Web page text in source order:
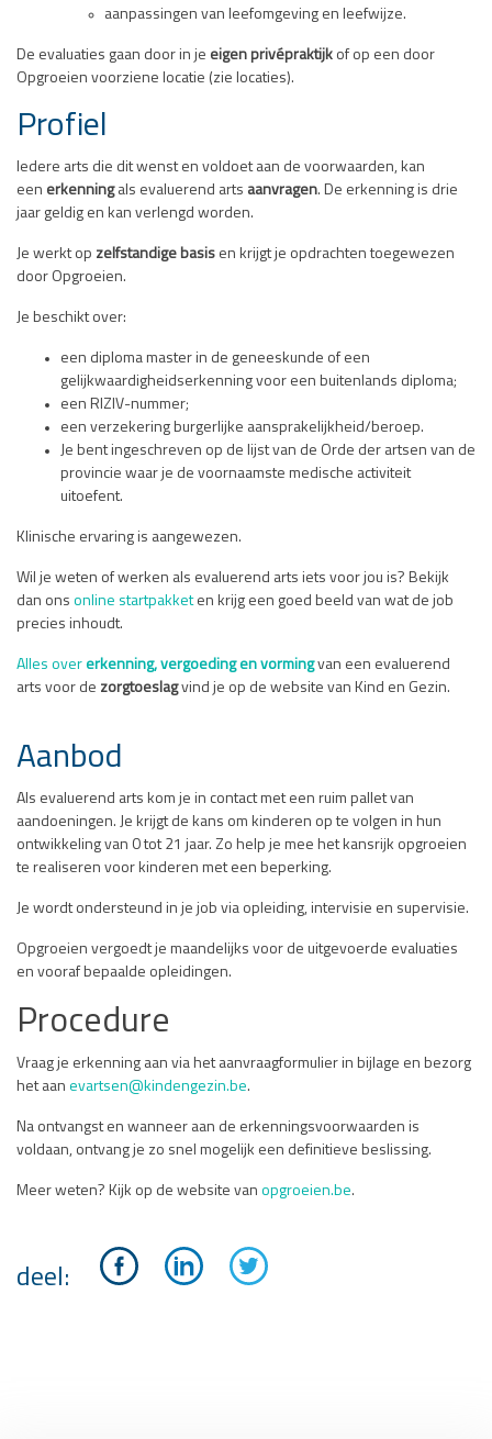
aanpassingen van leefomgeving en leefwijze.
De evaluaties gaan door in je eigen privépraktijk of op een door
Opgroeien voorziene locatie (zie locaties).
Profiel
Iedere arts die dit wenst en voldoet aan de voorwaarden, kan
een erkenning als evaluerend arts aanvragen. De erkenning is drie
jaar geldig en kan verlengd worden.
Je werkt op zelfstandige basis en krijgt je opdrachten toegewezen
door Opgroeien.
Je beschikt over:
een diploma master in de geneeskunde of een
gelijkwaardigheidserkenning voor een buitenlands diploma;
een RIZIV-nummer;
een verzekering burgerlijke aansprakelijkheid/beroep.
Je bent ingeschreven op de lijst van de Orde der artsen van de
provincie waar je de voornaamste medische activiteit
uitoefent.
Klinische ervaring is aangewezen.
Wil je weten of werken als evaluerend arts iets voor jou is? Bekijk
dan ons online startpakketen krijg een goed beeld van wat de job
precies inhoudt.
Alles over erkenning, vergoeding en vormingvan een evaluerend
arts voor de zorgtoeslagvind je op de website van Kind en Gezin.
Aanbod
Als evaluerend arts kom je in contact met een ruim pallet van
aandoeningen. Je krijgt de kans om kinderen op te volgen in hun
ontwikkeling van 0 tot 21 jaar. Zo help je mee het kansrijk opgroeien
te realiseren voor kinderen met een beperking.
Je wordt ondersteund in je job via opleiding, intervisie en supervisie.
Opgroeien vergoedt je maandelijks voor de uitgevoerde evaluaties
en vooraf bepaalde opleidingen.
Procedure
Vraag je erkenning aan via het aanvraagformulier in bijlage en bezorg
het aan evartsen@kindengezin.be.
Na ontvangst en wanneer aan de erkenningsvoorwaarden is
voldaan, ontvang je zo snel mogelijk een definitieve beslissing.
Meer weten? Kijk op de website van opgroeien.be.
deel: